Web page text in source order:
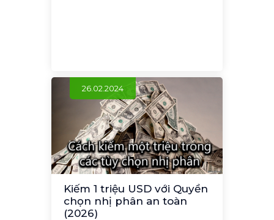
26.02.2024
Kiếm 1 triệu USD với Quyền
chọn nhị phân an toàn
(2026)